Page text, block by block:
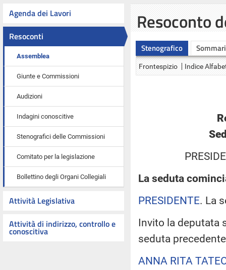
Agenda dei Lavori
Resoconti
Assemblea
Giunte e Commissioni
Audizioni
Indagini conoscitive
Stenografici delle Commissioni
Comitato per la legislazione
Bollettino degli Organi Collegiali
Attività Legislativa
Attività di indirizzo, controllo e
conoscitiva
Resoconto
Stenografico
Frontespizio Indice
La seduta
PRESIDENTE. La
Invito la deputata
seduta
ANNA RITA